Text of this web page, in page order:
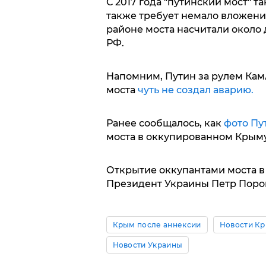
С 2017 года "путинский мост"
также требует немало
районе моста насчитали
РФ.
Напомним, Путин за рулем
моста чуть не создал аварию.
Ранее сообщалось, как фото
моста в оккупированном
Открытие оккупантами моста
Президент Украины Петр
Крым после аннексии Новости
Новости Украины